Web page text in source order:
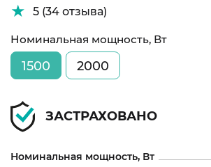
5 (34 отзыва)
Номинальная мощность, Вт
1500 2000
ЗАСТРАХОВАНО
Номинальная мощность, Вт